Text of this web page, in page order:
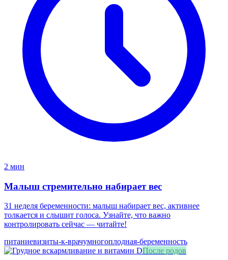
2 мин
Малыш стремительно набирает вес
31 неделя беременности: малыш набирает вес, активнее
толкается и слышит голоса. Узнайте, что важно
контролировать сейчас — читайте!
питаниевизиты-к-врачумногоплодная-беременность
После родов